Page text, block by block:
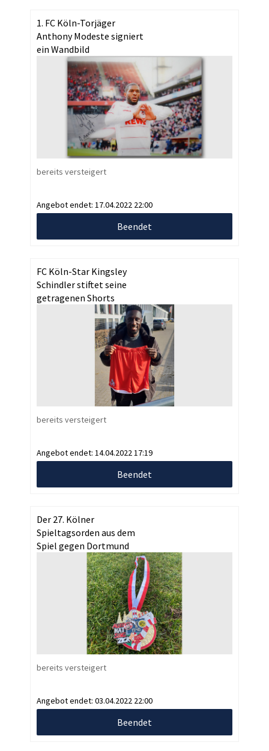
1. FC Köln-Torjäger
Anthony Modeste signiert
ein Wandbild
bereits versteigert
Angebot endet: 17.04.2022 22:00
Beendet
FC Köln-Star Kingsley
Schindler stiftet seine
getragenen Shorts
bereits versteigert
Angebot endet: 14.04.2022 17:19
Beendet
Der 27. Kölner
Spieltagsorden aus dem
Spiel gegen Dortmund
bereits versteigert
Angebot endet: 03.04.2022 22:00
Beendet